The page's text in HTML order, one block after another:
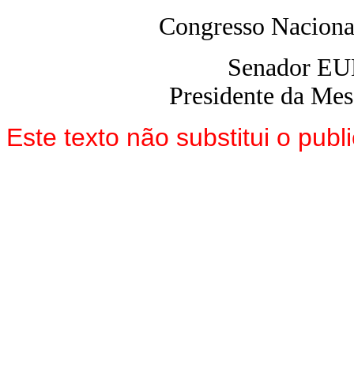
Congresso
Senador
Presidente da
Este texto não substitui o